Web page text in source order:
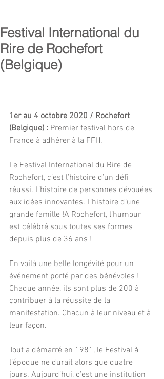
Festival International du
Rire de Rochefort
(Belgique)
1er au 4 octobre 2020 / Rochefort
(Belgique) : Premier festival hors de
France à adhérer à la FFH.
Le Festival International du Rire de
Rochefort, c’est l’histoire d’un défi
réussi. L’histoire de personnes dévouées
aux idées innovantes. L’histoire d’une
grande famille !A Rochefort, l’humour
est célébré sous toutes ses formes
depuis plus de 36 ans !
En voilà une belle longévité pour un
événement porté par des bénévoles !
Chaque année, ils sont plus de 200 à
contribuer à la réussite de la
manifestation. Chacun à leur niveau et à
leur façon.
Tout a démarré en 1981, le Festival à
l’époque ne durait alors que quatre
jours. Aujourd’hui, c’est une institution